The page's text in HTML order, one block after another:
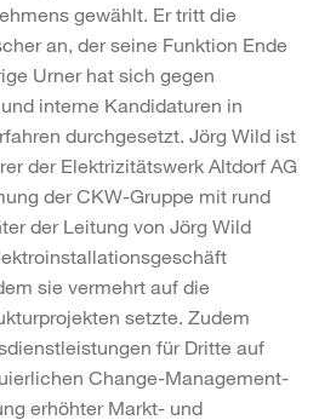
gewählt. Er tritt die
an, der seine Funktion Ende
Urner hat sich gegen
interne Kandidaturen in
durchgesetzt. Jörg Wild ist
der Elektrizitätswerk Altdorf AG
der CKW-Gruppe mit rund
der Leitung von Jörg Wild
sie vermehrt auf die
setzte. Zudem
für Dritte auf
Change-Management-
erhöhter Markt- und